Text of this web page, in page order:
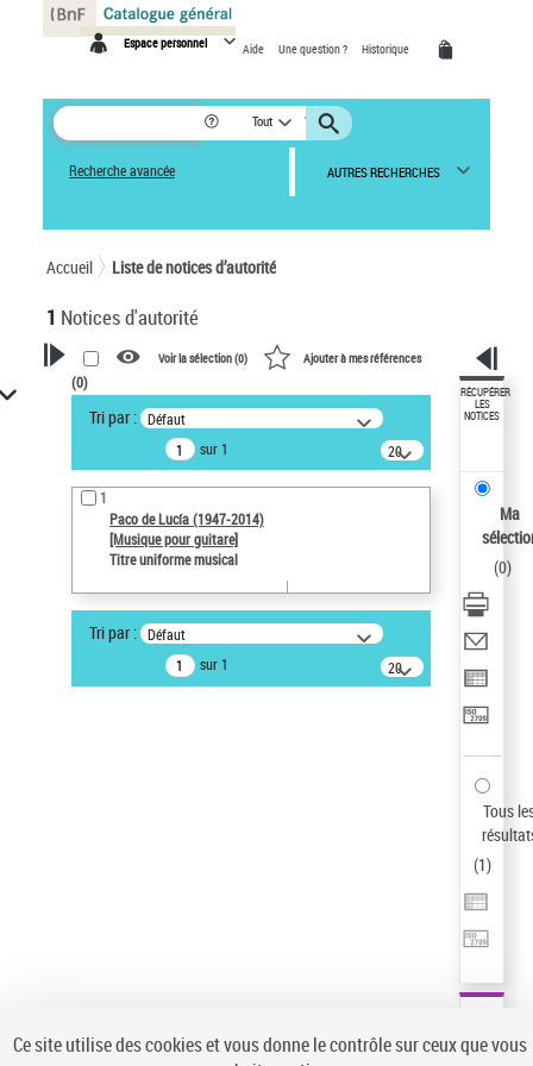
Espace personnel Aide Une question ? Historique
Tout
Recherche avancée AUTRES RECHERCHES
Accueil Liste de notices d’autorité
1 Notices d'autorité
VOTRE RECHERCHE
Recherche avancée dans les
notices d’autorité
Œuvres liées à l'auteur :
Paco de Lucía (1947-2014)
Type de notice d'autorité
Œuvre
Sauvegarder votre recherche
Voir la sélection (0) Ajouter à mes références
(0)
Tri par : Défaut
sur 1
20
résultats/page
1
Paco de Lucía (1947-2014)
[Musique pour guitare]
Titre uniforme musical
Tri par : Défaut
sur 1
20
résultats/page
RÉCUPÉRER
LES
NOTICES
Ma
(0)
Tous
(1)
Panneau de gestion des cookies
Ce site utilise des cookies et vous donne le contrôle sur ceux que vous